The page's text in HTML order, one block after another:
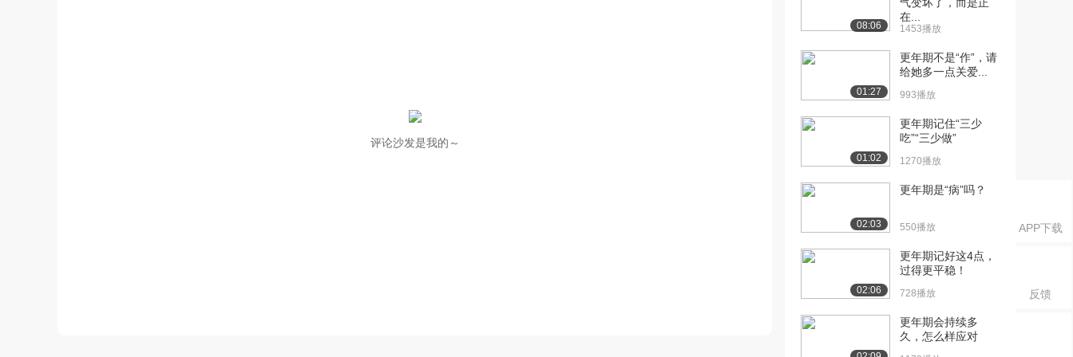
APP下载
反馈
评论沙发是我的～
08:06
在...
1453播放
01:27
更年期不是“作”，请
给她多一点关爱...
993播放
01:02
更年期记住“三少
吃”“三少做”
1270播放
02:03
更年期是“病”吗？
550播放
02:06
更年期记好这4点，
过得更平稳！
728播放
更年期会持续多
久，怎么样应对